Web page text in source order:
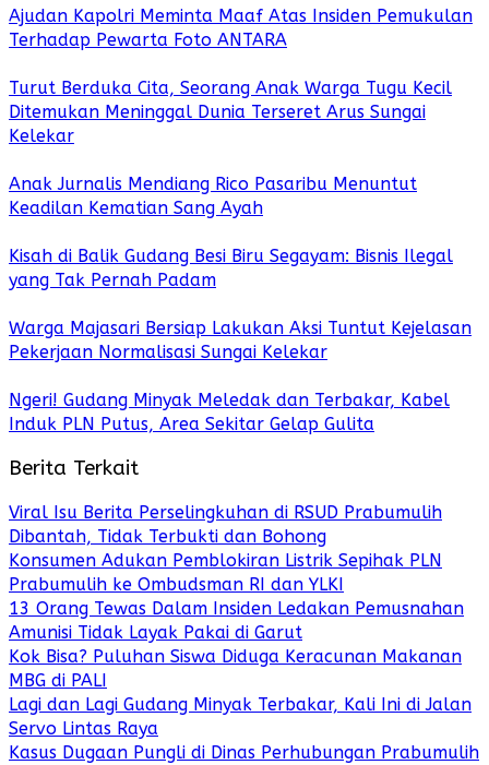
Ajudan Kapolri Meminta Maaf Atas Insiden Pemukulan
Terhadap Pewarta Foto ANTARA
Turut Berduka Cita, Seorang Anak Warga Tugu Kecil
Ditemukan Meninggal Dunia Terseret Arus Sungai
Kelekar
Anak Jurnalis Mendiang Rico Pasaribu Menuntut
Keadilan Kematian Sang Ayah
Kisah di Balik Gudang Besi Biru Segayam: Bisnis Ilegal
yang Tak Pernah Padam
Warga Majasari Bersiap Lakukan Aksi Tuntut Kejelasan
Pekerjaan Normalisasi Sungai Kelekar
Ngeri! Gudang Minyak Meledak dan Terbakar, Kabel
Induk PLN Putus, Area Sekitar Gelap Gulita
Berita Terkait
Viral Isu Berita Perselingkuhan di RSUD Prabumulih
Dibantah, Tidak Terbukti dan Bohong
Konsumen Adukan Pemblokiran Listrik Sepihak PLN
Prabumulih ke Ombudsman RI dan YLKI
13 Orang Tewas Dalam Insiden Ledakan Pemusnahan
Amunisi Tidak Layak Pakai di Garut
Kok Bisa? Puluhan Siswa Diduga Keracunan Makanan
MBG di PALI
Lagi dan Lagi Gudang Minyak Terbakar, Kali Ini di Jalan
Servo Lintas Raya
Kasus Dugaan Pungli di Dinas Perhubungan Prabumulih